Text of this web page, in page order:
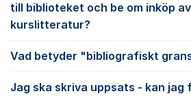
till biblioteket och be om inköp av
kurslitteratur?
Vad betyder "bibliografiskt
Jag ska skriva uppsats - kan jag